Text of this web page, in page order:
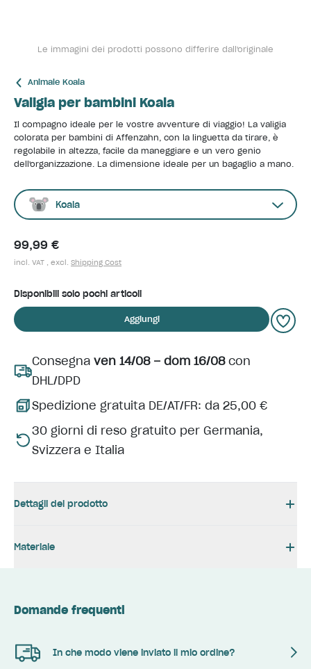
Le immagini dei prodotti possono differire dall'originale
Animale Koala
Valigia per bambini Koala
Il compagno ideale per le vostre avventure di viaggio! La valigia
colorata per bambini di Affenzahn, con la linguetta da tirare, è
regolabile in altezza, facile da maneggiare e un vero genio
dell'organizzazione. La dimensione ideale per un bagaglio a mano.
Koala
99,99 €
incl. VAT , excl. Shipping Cost
Disponibili solo pochi articoli
Aggiungi
Consegna ven 14/08 – dom 16/08con
DHL/DPD
Spedizione gratuita DE/AT/FR: da 25,00 €
30 giorni di reso gratuito per Germania,
Svizzera e Italia
Dettagli del prodotto
Materiale
Domande frequenti
In che modo viene inviato il mio ordine?